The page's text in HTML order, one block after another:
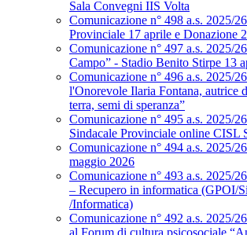
Sala Convegni IIS Volta
Comunicazione n° 498 a.s. 2025/
Provinciale 17 aprile e Donazione
Comunicazione n° 497 a.s. 2025/
Campo” - Stadio Benito Stirpe 13
Comunicazione n° 496 a.s. 2025/
l'Onorevole Ilaria Fontana, autrice
terra, semi di speranza”
Comunicazione n° 495 a.s. 2025/
Sindacale Provinciale online CISL
Comunicazione n° 494 a.s. 2025/
maggio 2026
Comunicazione n° 493 a.s. 2025/
– Recupero in informatica (GPOI/
/Informatica)
Comunicazione n° 492 a.s. 2025/